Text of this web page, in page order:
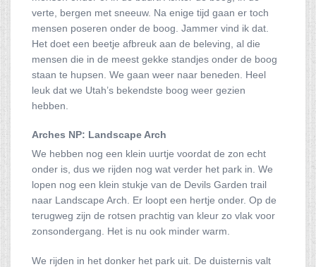
verte, bergen met sneeuw. Na enige tijd gaan er toch
mensen poseren onder de boog. Jammer vind ik dat.
Het doet een beetje afbreuk aan de beleving, al die
mensen die in de meest gekke standjes onder de boog
staan te hupsen. We gaan weer naar beneden. Heel
leuk dat we Utah’s bekendste boog weer gezien
hebben.
Arches NP: Landscape Arch
We hebben nog een klein uurtje voordat de zon echt
onder is, dus we rijden nog wat verder het park in. We
lopen nog een klein stukje van de Devils Garden trail
naar Landscape Arch. Er loopt een hertje onder. Op de
terugweg zijn de rotsen prachtig van kleur zo vlak voor
zonsondergang. Het is nu ook minder warm.
We rijden in het donker het park uit. De duisternis valt